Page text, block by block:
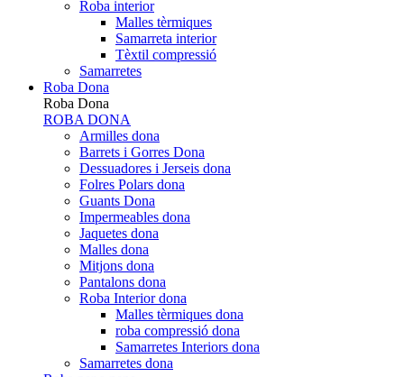
Roba interior
Malles tèrmiques
Samarreta interior
Tèxtil compressió
Samarretes
Roba Dona
Roba Dona
ROBA DONA
Armilles dona
Barrets i Gorres Dona
Dessuadores i Jerseis dona
Folres Polars dona
Guants Dona
Impermeables dona
Jaquetes dona
Malles dona
Mitjons dona
Pantalons dona
Roba Interior dona
Malles tèrmiques dona
roba compressió dona
Samarretes Interiors dona
Samarretes dona